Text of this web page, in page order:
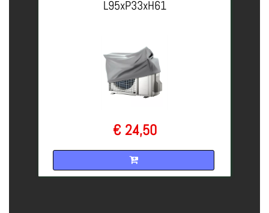
L95xP33xH61
€ 24,50